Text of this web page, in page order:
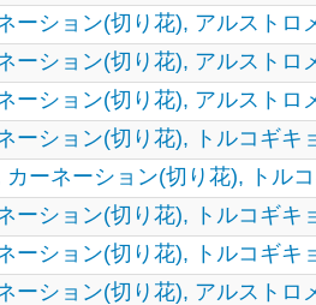
ーション(切り花), アルストロ
ーション(切り花), アルストロ
ーション(切り花), アルストロ
ーション(切り花), トルコギキ
カーネーション(切り花), トル
ーション(切り花), トルコギキ
ーション(切り花), トルコギキ
ーション(切り花), アルストロ